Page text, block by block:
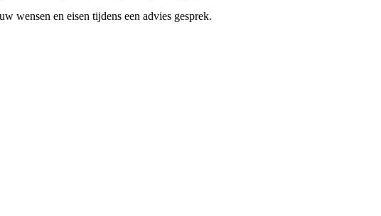
wensen en eisen tijdens een advies gesprek.